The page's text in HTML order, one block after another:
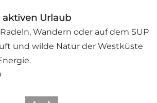
aktiven Urlaub
Wandern oder auf dem SUP
und wilde Natur der Westküste